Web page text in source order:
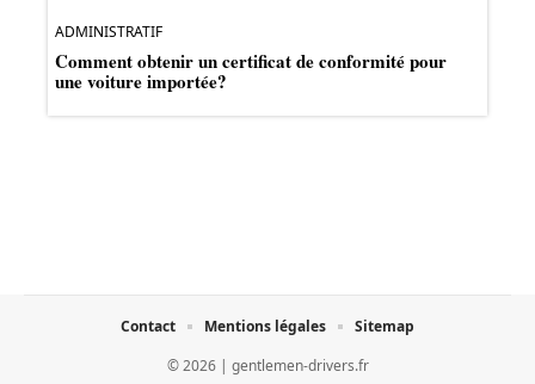
ADMINISTRATIF
Comment obtenir un certificat de conformité pour
une voiture importée?
© 2026 | gentlemen-drivers.fr
Contact Mentions légales Sitemap